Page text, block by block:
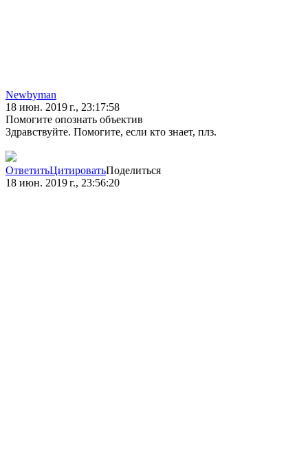
Newbyman
18 июн. 2019 г., 23:17:58
Помогите опознать объектив
Здравствуйте. Помогите, если кто знает, плз.
ОтветитьЦитироватьПоделиться
18 июн. 2019 г., 23:56:20